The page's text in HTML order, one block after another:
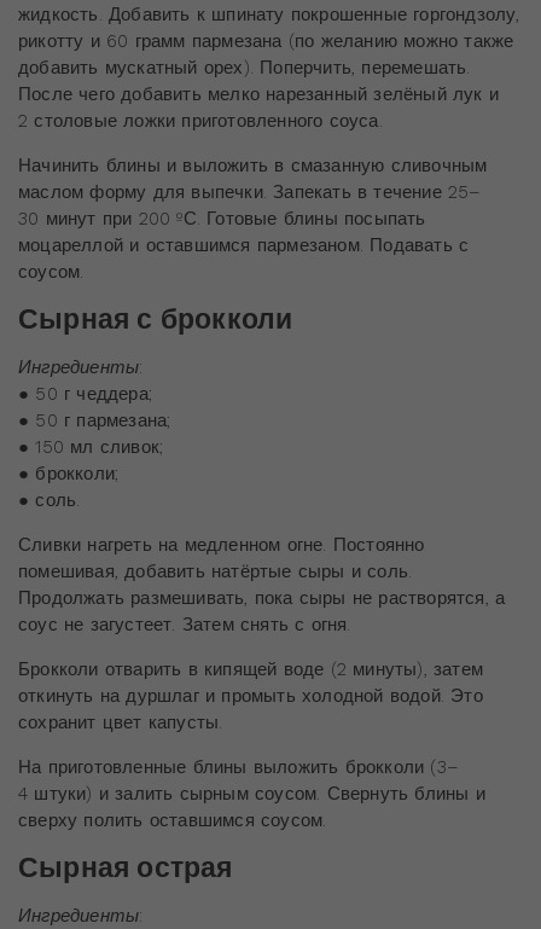
жидкость. Добавить к шпинату покрошенные горгондзолу,
рикотту и 60 грамм пармезана (по желанию можно также
добавить мускатный орех). Поперчить, перемешать.
После чего добавить мелко нарезанный зелёный лук и
2 столовые ложки приготовленного соуса.
Начинить блины и выложить в смазанную сливочным
маслом форму для выпечки. Запекать в течение 25–
30 минут при 200 ºС. Готовые блины посыпать
моцареллой и оставшимся пармезаном. Подавать с
соусом.
Сырная с брокколи
Ингредиенты:
● 50 г чеддера;
● 50 г пармезана;
● 150 мл сливок;
● брокколи;
● соль.
Сливки нагреть на медленном огне. Постоянно
помешивая, добавить натёртые сыры и соль.
Продолжать размешивать, пока сыры не растворятся, а
соус не загустеет. Затем снять с огня.
Брокколи отварить в кипящей воде (2 минуты), затем
откинуть на дуршлаг и промыть холодной водой. Это
сохранит цвет капусты.
На приготовленные блины выложить брокколи (3–
4 штуки) и залить сырным соусом. Свернуть блины и
сверху полить оставшимся соусом.
Сырная острая
Ингредиенты: